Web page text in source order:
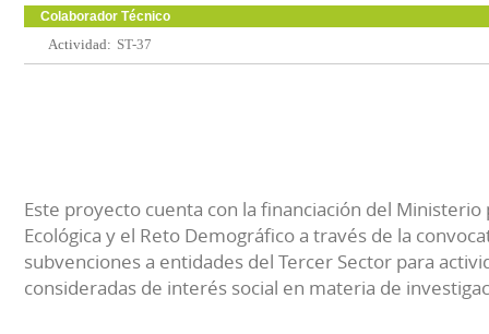
Colaborador Técnico
Actividad: ST-37
Este proyecto cuenta con la financiación del Ministerio
Ecológica y el Reto Demográfico a través de la
subvenciones a entidades del Tercer Sector para
consideradas de interés social en materia de